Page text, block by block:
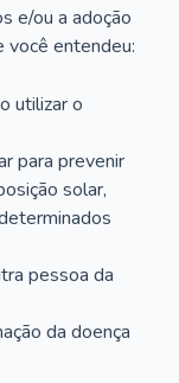
e/ou a adoção
entendeu:
utilizar o
para prevenir
solar,
pessoa da
da doença